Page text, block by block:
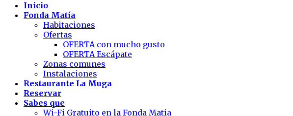
Inicio
Fonda Matía
Habitaciones
Ofertas
OFERTA con mucho gusto
OFERTA Escápate
Zonas comunes
Instalaciones
Restaurante La Muga
Reservar
Sabes que
Wi-Fi Gratuito en la Fonda Matia